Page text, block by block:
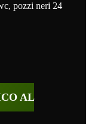
pozzi neri 24
AL